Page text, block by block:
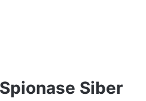
Siber